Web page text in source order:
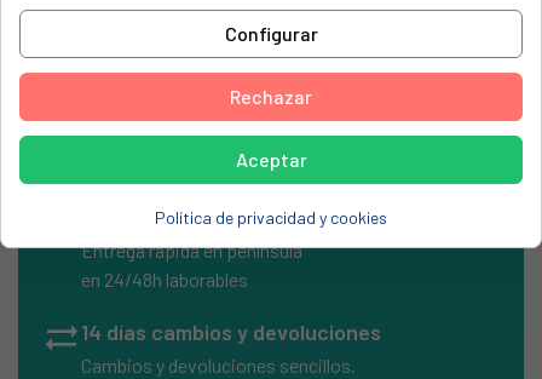
WHIRLPOOL, ADG744WH
Envíos Express
Entrega rápida en península
en 24/48h laborables
sync_alt14 días cambios y devoluciones
Cambios y devoluciones sencillos.
Configurar
Rechazar
Aceptar
Política de privacidad y cookies